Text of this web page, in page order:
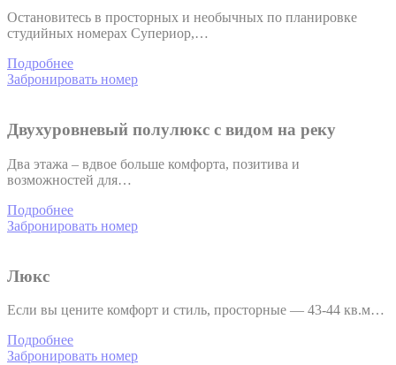
Остановитесь в просторных и необычных по планировке
студийных номерах Супериор,…
Подробнее
Забронировать номер
Двухуровневый полулюкс с видом на реку
Два этажа – вдвое больше комфорта, позитива и
возможностей для…
Подробнее
Забронировать номер
Люкс
Если вы цените комфорт и стиль, просторные — 43-44 кв.м…
Подробнее
Забронировать номер